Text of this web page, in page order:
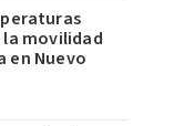
movilidad
en Nuevo